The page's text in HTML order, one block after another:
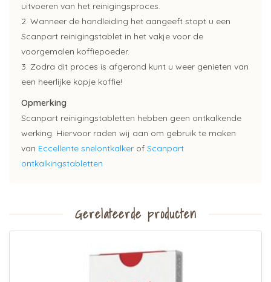
uitvoeren van het reinigingsproces.
2. Wanneer de handleiding het aangeeft stopt u een
Scanpart reinigingstablet in het vakje voor de
voorgemalen koffiepoeder.
3. Zodra dit proces is afgerond kunt u weer genieten van
een heerlijke kopje koffie!
Opmerking
Scanpart reinigingstabletten hebben geen ontkalkende
werking. Hiervoor raden wij aan om gebruik te maken
van Eccellente snelontkalker of Scanpart
ontkalkingstabletten
Gerelateerde producten